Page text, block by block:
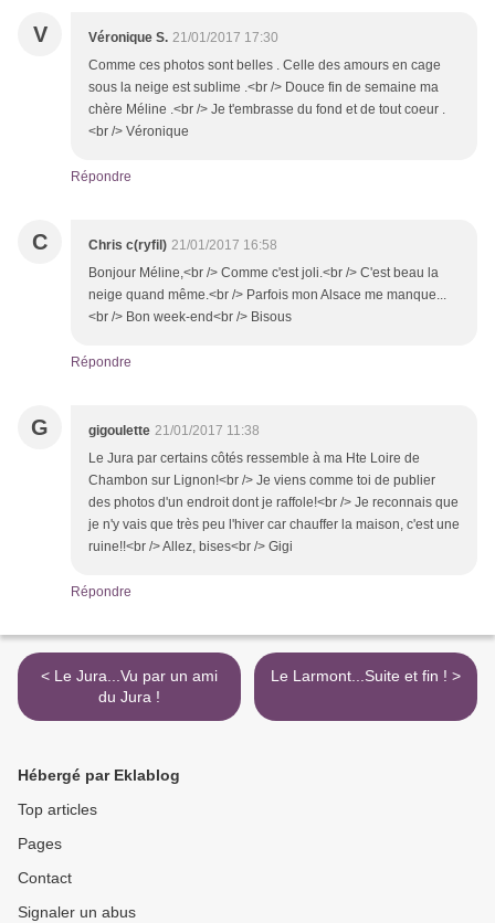
V Véronique S. 21/01/2017 17:30
Comme ces photos sont belles . Celle des amours en cage
sous la neige est sublime .<br /> Douce fin de semaine ma
chère Méline .<br /> Je t'embrasse du fond et de tout coeur .
<br /> Véronique
Répondre
C Chris c(ryfil) 21/01/2017 16:58
Bonjour Méline,<br /> Comme c'est joli.<br /> C'est beau la
neige quand même.<br /> Parfois mon Alsace me manque...
<br /> Bon week-end<br /> Bisous
Répondre
G gigoulette 21/01/2017 11:38
Le Jura par certains côtés ressemble à ma Hte Loire de
Chambon sur Lignon!<br /> Je viens comme toi de publier
des photos d'un endroit dont je raffole!<br /> Je reconnais que
je n'y vais que très peu l'hiver car chauffer la maison, c'est une
ruine!!<br /> Allez, bises<br /> Gigi
Répondre
< Le Jura...Vu par un ami
du Jura !
Le Larmont...Suite et fin ! >
Hébergé par Eklablog
Top articles
Pages
Contact
Signaler un abus